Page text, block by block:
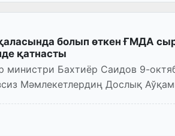
болып өткен ҒМДА
қатнасты
министри Бахтиёр Саидов 9-
Мәмлекетлердиң Дослық